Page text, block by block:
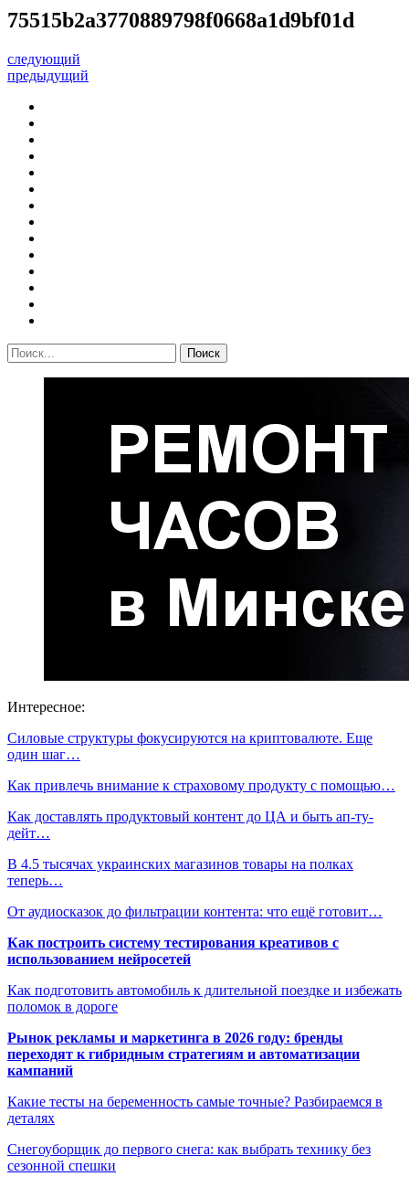
75515b2a3770889798f0668a1d9bf01d
следующий
предыдущий
Интересное:
Силовые структуры фокусируются на криптовалюте. Еще
один шаг…
Как привлечь внимание к страховому продукту с помощью…
Как доставлять продуктовый контент до ЦА и быть ап-ту-
дейт…
В 4.5 тысячах украинских магазинов товары на полках
теперь…
От аудиосказок до фильтрации контента: что ещё готовит…
Как построить систему тестирования креативов с
использованием нейросетей
Как подготовить автомобиль к длительной поездке и избежать
поломок в дороге
Рынок рекламы и маркетинга в 2026 году: бренды
переходят к гибридным стратегиям и автоматизации
кампаний
Какие тесты на беременность самые точные? Разбираемся в
деталях
Снегоуборщик до первого снега: как выбрать технику без
сезонной спешки